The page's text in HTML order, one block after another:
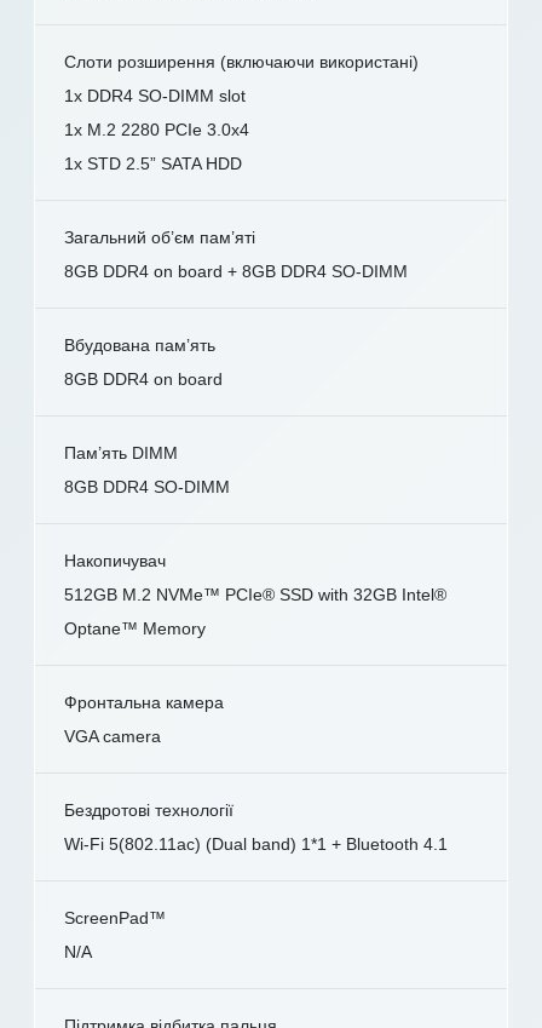
Слоти розширення (включаючи використані)
1x DDR4 SO-DIMM slot
1x M.2 2280 PCIe 3.0x4
1x STD 2.5” SATA HDD
Загальний об’єм пам’яті
8GB DDR4 on board + 8GB DDR4 SO-DIMM
Вбудована пам’ять
8GB DDR4 on board
Пам’ять DIMM
8GB DDR4 SO-DIMM
Накопичувач
512GB M.2 NVMe™ PCIe® SSD with 32GB Intel®
Optane™ Memory
Фронтальна камера
VGA camera
Бездротові технології
Wi-Fi 5(802.11ac) (Dual band) 1*1 + Bluetooth 4.1
ScreenPad™
N/A